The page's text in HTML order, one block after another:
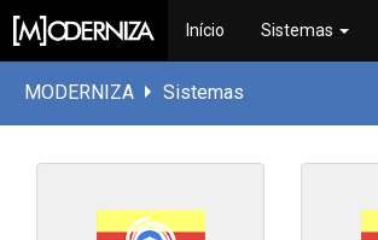
Início Sistemas
MODERNIZA Sistemas